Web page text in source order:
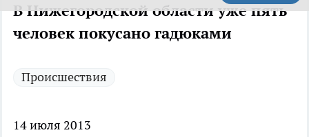
В Нижегородской области уже пять
человек покусано гадюками
Происшествия
14 июля 2013